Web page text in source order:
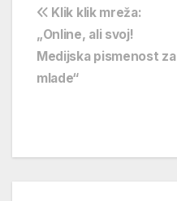
Navigacija
objava
Klik klik mreža:
„Online, ali svoj!
Medijska pismenost za
mlade“